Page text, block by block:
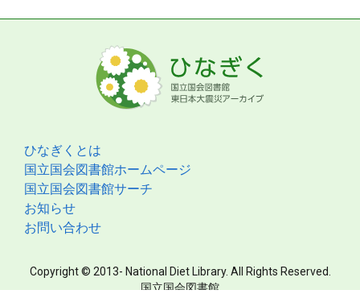
ひなぎくとは
国立国会図書館ホームページ
国立国会図書館サーチ
お知らせ
お問い合わせ
Copyright © 2013- National Diet Library. All Rights Reserved.